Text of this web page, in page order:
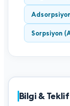
Sorpsiyon
Bilgi & Teklif